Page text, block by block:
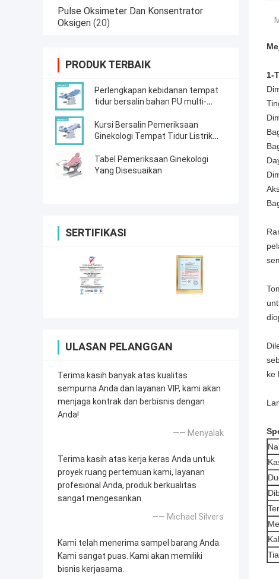
Pulse Oksimeter Dan Konsentrator
Oksigen (20)
PRODUK TERBAIK
Perlengkapan kebidanan tempat
tidur bersalin bahan PU multi-
Kursi Bersalin Pemeriksaan
Ginekologi Tempat Tidur Listrik
Tabel Pemeriksaan Ginekologi
Yang Disesuaikan
SERTIFIKASI
ULASAN PELANGGAN
Terima kasih banyak atas kualitas
sempurna Anda dan layanan VIP, kami akan
menjaga kontrak dan berbisnis dengan
Anda!
—— Menyalak
Terima kasih atas kerja keras Anda untuk
proyek ruang pertemuan kami, layanan
profesional Anda, produk berkualitas
sangat mengesankan.
—— Michael Silvers
Kami telah menerima sampel barang Anda.
Kami sangat puas. Kami akan memiliki
bisnis kerjasama.
1-
ke